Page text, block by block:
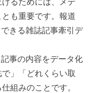
も重要です。報道
きる雑誌記事牽引デ
事の内容をデータ化
」「どれくらい取
組みのことです。